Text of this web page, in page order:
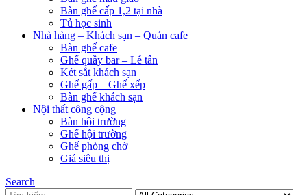
Bàn ghế cấp 1,2 tại nhà
Tủ học sinh
Nhà hàng – Khách sạn – Quán cafe
Bàn ghế cafe
Ghế quầy bar – Lễ tân
Két sắt khách sạn
Ghế gấp – Ghế xếp
Bàn ghế khách sạn
Nội thất công cộng
Bàn hội trường
Ghế hội trường
Ghế phòng chờ
Giá siêu thị
Search